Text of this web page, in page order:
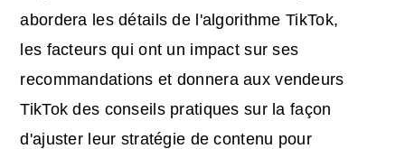
abordera les détails de l'algorithme TikTok,
les facteurs qui ont un impact sur ses
recommandations et donnera aux vendeurs
TikTok des conseils pratiques sur la façon
d'ajuster leur stratégie de contenu pour